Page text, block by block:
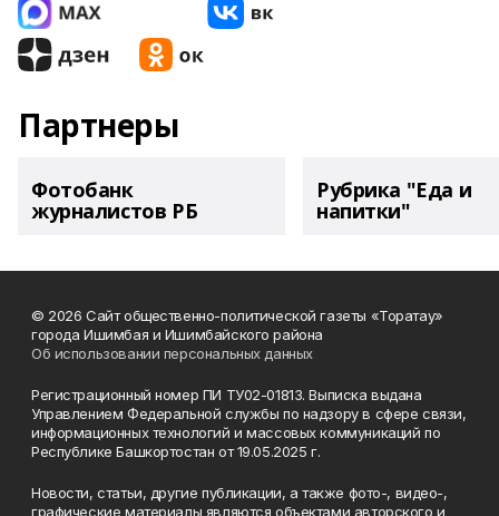
Партнеры
Фотобанк
журналистов РБ
Рубрика "Еда и
напитки"
© 2026 Сайт общественно-политической газеты «Торатау»
города Ишимбая и Ишимбайского района
Об использовании персональных данных
Регистрационный номер ПИ ТУ02-01813. Выписка выдана
Управлением Федеральной службы по надзору в сфере связи,
информационных технологий и массовых коммуникаций по
Республике Башкортостан от 19.05.2025 г.
Новости, статьи, другие публикации, а также фото-, видео-,
графические материалы являются объектами авторского и